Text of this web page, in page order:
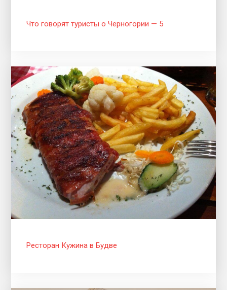
Что говорят туристы о Черногории — 5
Ресторан Кужина в Будве